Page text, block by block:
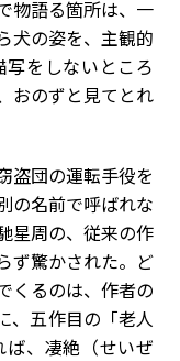
物語る箇所は、一
犬の姿を、主観的
をしないところ
おのずと見てとれ
盗団の運転手役を
の名前で呼ばれな
星周の、従来の作
ず驚かされた。ど
くるのは、作者の
、五作目の「老人
、凄絶（せいぜ